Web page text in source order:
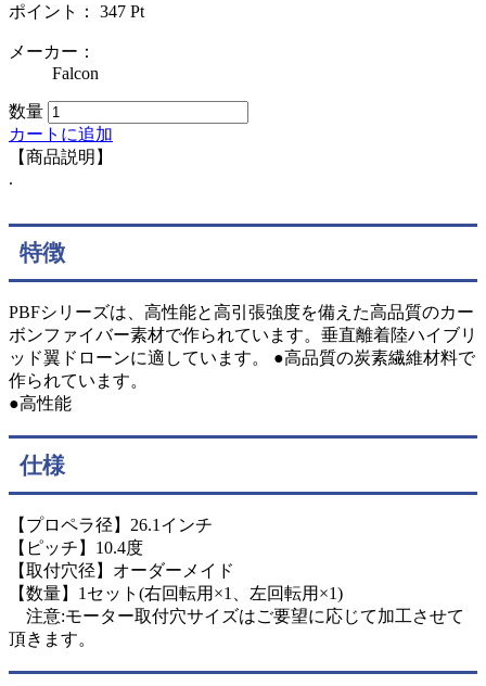
ポイント： 347 Pt
メーカー：
Falcon
数量
カートに追加
【商品説明】
.
特徴
PBFシリーズは、高性能と高引張強度を備えた高品質のカー
ボンファイバー素材で作られています。垂直離着陸ハイブリ
ッド翼ドローンに適しています。 ●高品質の炭素繊維材料で
作られています。
●高性能
仕様
【プロペラ径】26.1インチ
【ピッチ】10.4度
【取付穴径】オーダーメイド
【数量】1セット(右回転用×1、左回転用×1)
注意:モーター取付穴サイズはご要望に応じて加工させて
頂きます。